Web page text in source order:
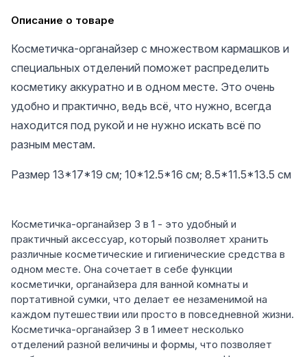
Описание о товаре
Косметичка-органайзер с множеством кармашков и
специальных отделений поможет распределить
косметику аккуратно и в одном месте. Это очень
удобно и практично, ведь всё, что нужно, всегда
находится под рукой и не нужно искать всё по
разным местам.
Размер 13*17*19 см; 10*12.5*16 см; 8.5*11.5*13.5 см
Косметичка-органайзер 3 в 1 - это удобный и
практичный аксессуар, который позволяет хранить
различные косметические и гигиенические средства в
одном месте. Она сочетает в себе функции
косметички, органайзера для ванной комнаты и
портативной сумки, что делает ее незаменимой на
каждом путешествии или просто в повседневной жизни.
Косметичка-органайзер 3 в 1 имеет несколько
отделений разной величины и формы, что позволяет